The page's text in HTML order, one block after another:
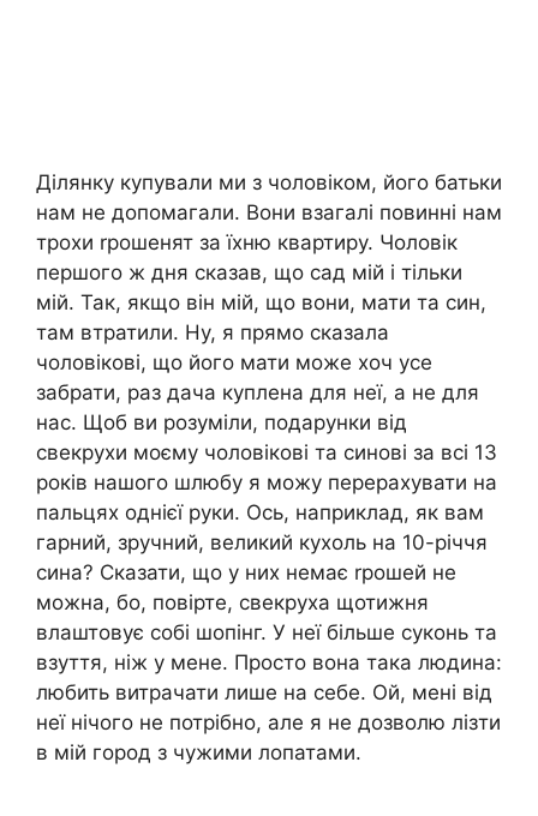
Ділянку купували ми з чоловіком, його батьки
нам не допомагали. Вони взагалі повинні нам
трохи rрошенят за їхню квартиру. Чоловік
першого ж дня сказав, що сад мій і тільки
мій. Так, якщо він мій, що вони, мати та син,
там втратили. Ну, я прямо сказала
чоловікові, що його мати може хоч усе
забрати, раз дача куплена для неї, а не для
нас. Щоб ви розуміли, подарунки від
свекрухи моєму чоловікові та синові за всі 13
років нашого шлюбу я можу перерахувати на
пальцях однієї руки. Ось, наприклад, як вам
гарний, зручний, великий кухоль на 10-річчя
сина? Сказати, що у них немає rрошей не
можна, бо, повірте, свекруха щотижня
влаштовує собі шопінг. У неї більше суконь та
взуття, ніж у мене. Просто вона така людина:
любить витрачати лише на себе. Ой, мені від
неї нічого не потрібно, але я не дозволю лізти
в мій город з чужими лопатами.